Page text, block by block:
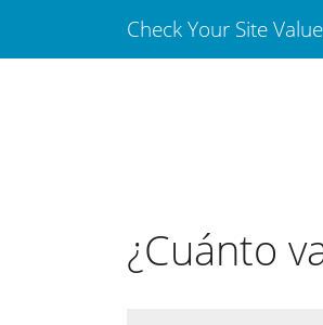
Check Your Site Value
¿Cuánto